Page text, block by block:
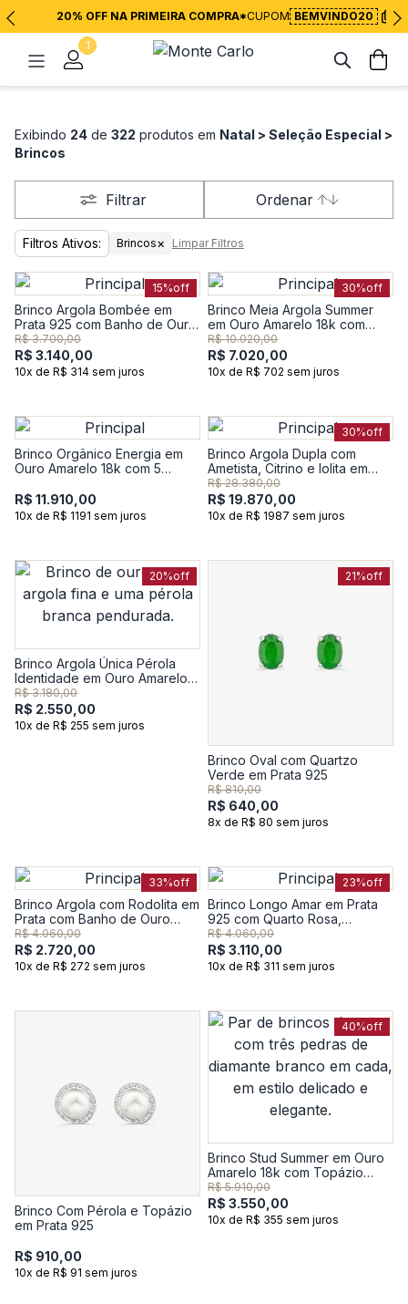
20% OFF NA PRIMEIRA COMPRA*CUPOM BEMVINDO20
1
Exibindo 24 de 322 produtos em Natal > Seleção Especial >
Brincos
Filtrar Ordenar
Filtros Ativos: Brincos× Limpar Filtros
15%off
Brinco Argola Bombée em
Prata 925 com Banho de Ouro
Amarelo 18k
R$ 3.700,00
R$ 3.140,00
10x de R$ 314 sem juros
30%off
Brinco Meia Argola Summer
em Ouro Amarelo 18k com
Topázio Incolor
R$ 10.020,00
R$ 7.020,00
10x de R$ 702 sem juros
Brinco Orgânico Energia em
Ouro Amarelo 18k com 5
R$ 11.910,00
10x de R$ 1191 sem juros
30%off
Brinco Argola Dupla com
Ametista, Citrino e Iolita em
Ouro Amarelo 18k
R$ 28.380,00
R$ 19.870,00
10x de R$ 1987 sem juros
20%off
Brinco Argola Única Pérola
Identidade em Ouro Amarelo
18k
R$ 3.180,00
R$ 2.550,00
10x de R$ 255 sem juros
21%off
Brinco Oval com Quartzo
Verde em Prata 925
R$ 810,00
R$ 640,00
8x de R$ 80 sem juros
33%off
Brinco Argola com Rodolita em
Prata com Banho de Ouro
Amarelo 18K
R$ 4.060,00
R$ 2.720,00
10x de R$ 272 sem juros
23%off
Brinco Longo Amar em Prata
925 com Quarto Rosa,
Prasiolita e Safira
R$ 4.060,00
R$ 3.110,00
10x de R$ 311 sem juros
Brinco Com Pérola e Topázio
em Prata 925
R$ 910,00
10x de R$ 91 sem juros
40%off
Brinco Stud Summer em Ouro
Amarelo 18k com Topázio
Incolor
R$ 5.910,00
R$ 3.550,00
10x de R$ 355 sem juros